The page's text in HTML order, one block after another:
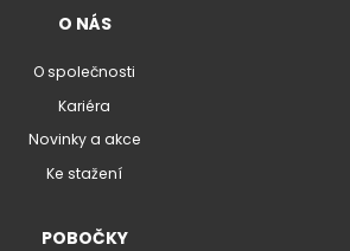
O NÁS
O společnosti
Kariéra
Novinky a akce
Ke stažení
POBOČKY